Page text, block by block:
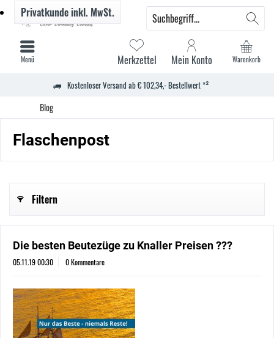
Kostenloser Versand ab € 102,34,- Bestellwert *²
Warenkorb
Merkzettel Mein Konto
Privatkundeinkl. MwSt.
Menü
Blog
Flaschenpost
Filtern
Die besten Beutezüge zu Knaller Preisen ???
05.11.19 00:30 0 Kommentare